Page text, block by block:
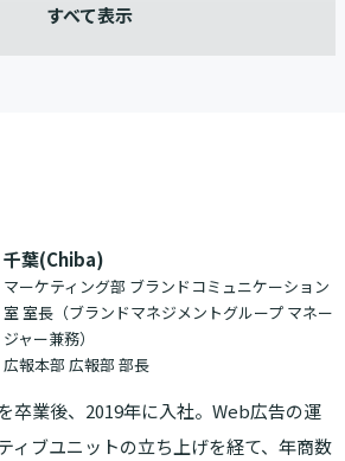
千葉(Chiba)
マーケティング部 ブランドコミュニケーション
室 室長（ブランドマネジメントグループ マネー
ジャー兼務）
広報本部 広報部 部長
卒業後、2019年に入社。Web広告の運
ィブユニットの立ち上げを経て、年商数